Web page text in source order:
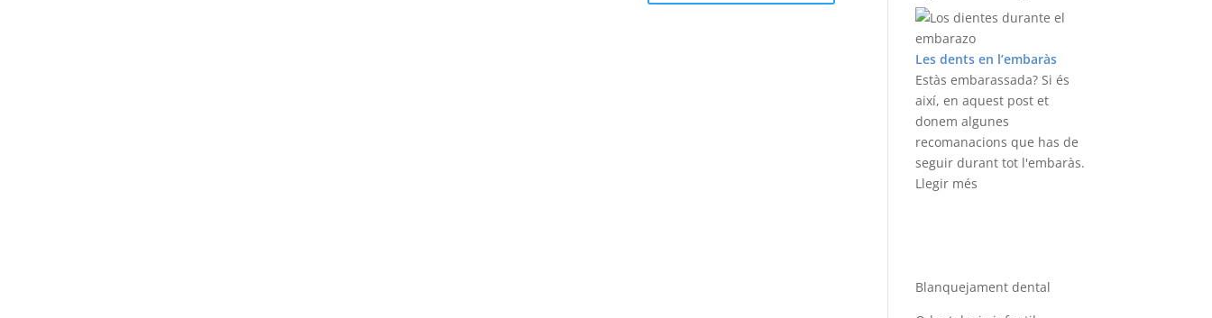
Les dents en l’embaràs
Estàs embarassada? Si és
així, en aquest post et
donem algunes
recomanacions que has de
seguir durant tot l'embaràs.
Llegir més
Blanquejament dental